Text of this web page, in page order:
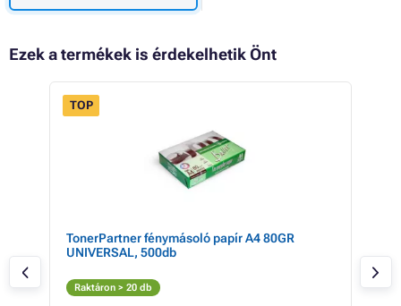
Ezek a termékek is érdekelhetik Önt
TOP
TonerPartner fénymásoló papír A4 80GR
UNIVERSAL, 500db
Raktáron > 20 db